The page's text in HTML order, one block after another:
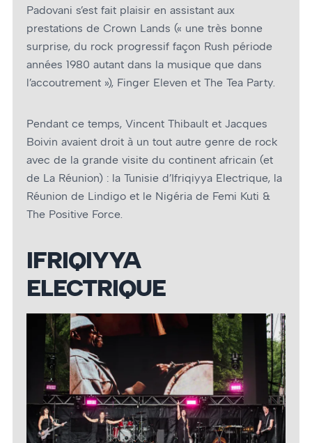
Padovani s’est fait plaisir en assistant aux
prestations de Crown Lands (« une très bonne
surprise, du rock progressif façon Rush période
années 1980 autant dans la musique que dans
l’accoutrement »), Finger Eleven et The Tea Party.
Pendant ce temps, Vincent Thibault et Jacques
Boivin avaient droit à un tout autre genre de rock
avec de la grande visite du continent africain (et
de La Réunion) : la Tunisie d’Ifriqiyya Electrique, la
Réunion de Lindigo et le Nigéria de Femi Kuti &
The Positive Force.
IFRIQIYYA
ELECTRIQUE